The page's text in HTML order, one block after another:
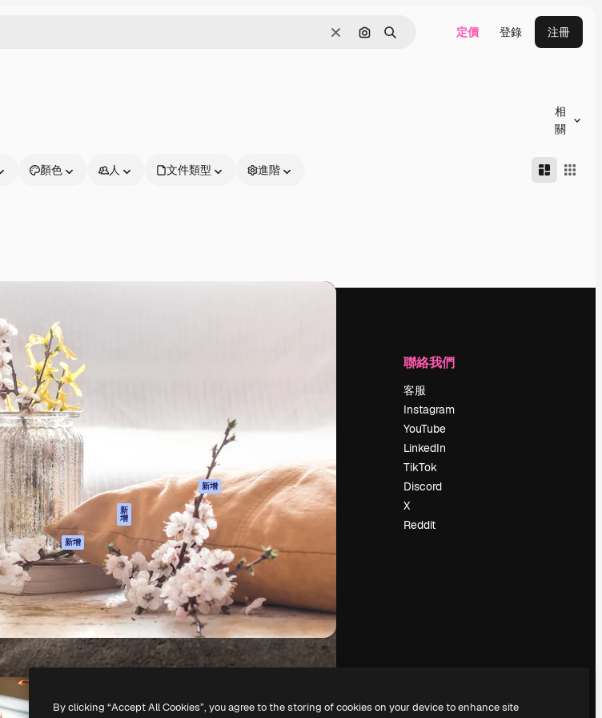
清除 通過圖像搜索
搜尋 定價 登錄 注冊
相
關
顏色 人 文件類型 進階
超過
理商
產品
Spaces
AI助手
AI圖像生成器
AI視頻生成器
AI語音生成器
圖庫內容
MCP用於
Claude/ChatGPT
新
增
AI助手 新增
API
流動應用程式
所有Magnific工具
客服
原創作品 新增
Cookie 政策
信任中心
聯盟夥伴
企業
搜索趨勢
博客
聚會活動
Slidesgo
正在尋找
magnific.ai
聯絡我們
客服
Instagram
YouTube
LinkedIn
TikTok
Discord
X
Reddit
版權所有.
By clicking “Accept All Cookies”, you agree to the storing of cookies on your device to enhance site